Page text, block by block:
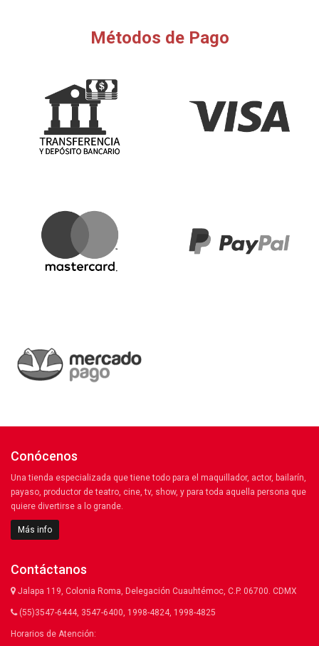
Métodos de Pago
Conócenos
Una tienda especializada que tiene todo para el maquillador, actor, bailarín,
payaso, productor de teatro, cine, tv, show, y para toda aquella persona que
quiere divertirse a lo grande.
Más info
Contáctanos
Jalapa 119, Colonia Roma, Delegación Cuauhtémoc, C.P. 06700. CDMX
(55)3547-6444, 3547-6400, 1998-4824, 1998-4825
Horarios de Atención: